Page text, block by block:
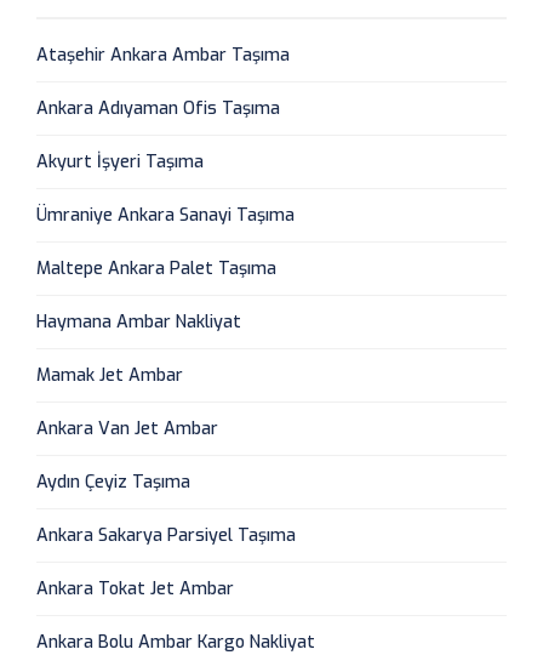
Ataşehir Ankara Ambar Taşıma
Ankara Adıyaman Ofis Taşıma
Akyurt İşyeri Taşıma
Ümraniye Ankara Sanayi Taşıma
Maltepe Ankara Palet Taşıma
Haymana Ambar Nakliyat
Mamak Jet Ambar
Ankara Van Jet Ambar
Aydın Çeyiz Taşıma
Ankara Sakarya Parsiyel Taşıma
Ankara Tokat Jet Ambar
Ankara Bolu Ambar Kargo Nakliyat